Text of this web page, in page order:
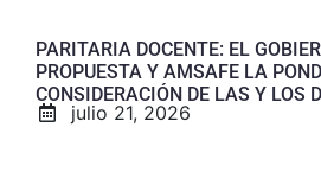
PARITARIA DOCENTE: EL
PROPUESTA Y AMSAFE LA
CONSIDERACIÓN DE LAS Y LOS
julio 21, 2026